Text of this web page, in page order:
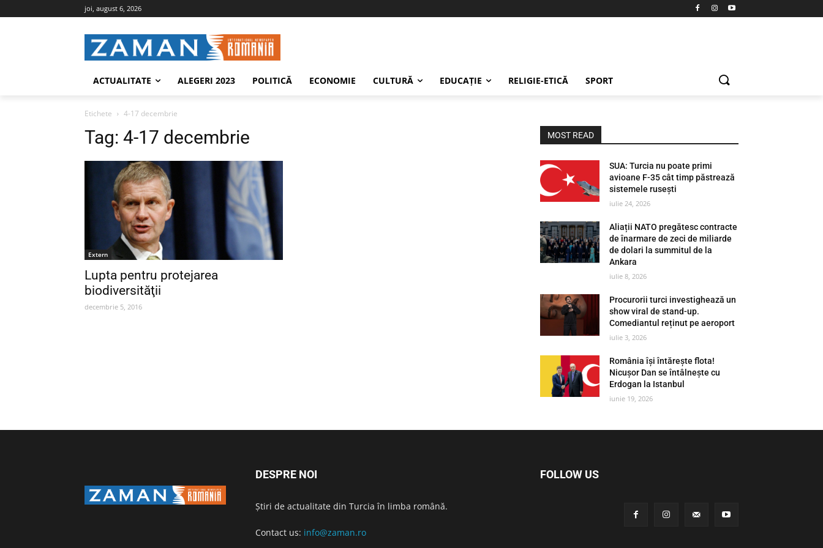
joi, august 6, 2026
ACTUALITATE ALEGERI 2023 POLITICĂ ECONOMIE CULTURĂ EDUCAŢIE RELIGIE-ETICĂ SPORT
Etichete 4-17 decembrie
Tag: 4-17 decembrie
Extern
Lupta pentru protejarea
biodiversităţii
decembrie 5, 2016
MOST READ
SUA: Turcia nu poate primi
avioane F-35 cât timp păstrează
sistemele rusești
iulie 24, 2026
Aliații NATO pregătesc contracte
de înarmare de zeci de miliarde
de dolari la summitul de la
Ankara
iulie 8, 2026
Procurorii turci investighează un
show viral de stand-up.
Comediantul reținut pe aeroport
iulie 3, 2026
România își întărește flota!
Nicușor Dan se întâlnește cu
Erdogan la Istanbul
iunie 19, 2026
DESPRE NOI
Știri de actualitate din Turcia în limba română.
Contact us: info@zaman.ro
FOLLOW US